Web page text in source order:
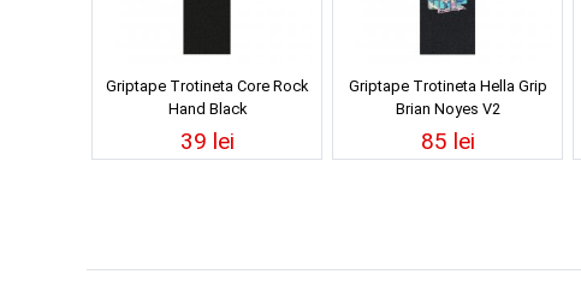
Griptape Trotineta Core Rock
Hand Black
39 lei
Griptape Trotineta Hella Grip
Brian Noyes V2
85 lei